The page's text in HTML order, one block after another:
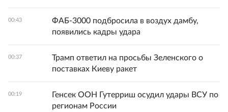
00:43
ФАБ-3000 подбросила в воздух дамбу,
появились кадры удара
00:37
Трамп ответил на просьбы Зеленского о
поставках Киеву ракет
00:19
Генсек ООН Гутерриш осудил удары ВСУ по
регионам России